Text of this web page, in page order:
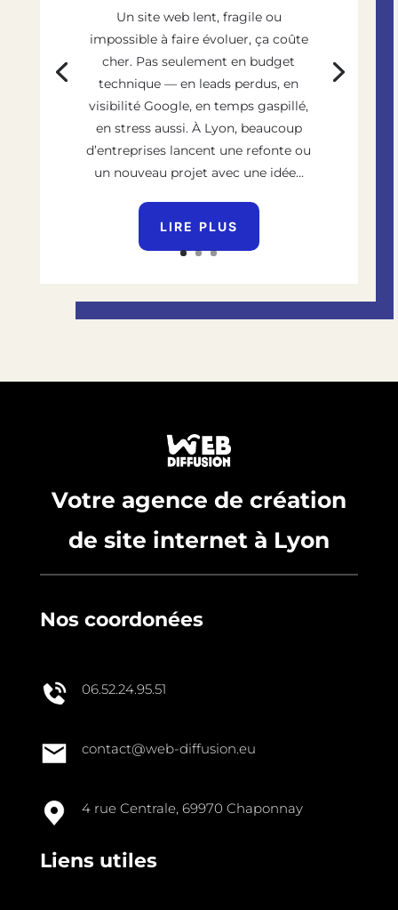
Un site web lent, fragile ou
impossible à faire évoluer, ça coûte
cher. Pas seulement en budget
technique — en leads perdus, en
visibilité Google, en temps gaspillé,
en stress aussi. À Lyon, beaucoup
d’entreprises lancent une refonte ou
un nouveau projet avec une idée...
LIRE PLUS
Votre agence de création
de site internet à Lyon
Nos coordonées
06.52.24.95.51
contact@web-diffusion.eu
4 rue Centrale, 69970 Chaponnay
Liens utiles